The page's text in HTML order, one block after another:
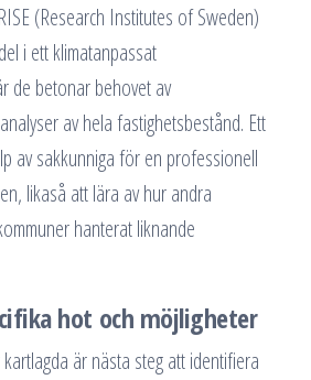
(Research Institutes of Sweden)
i ett klimatanpassat
de betonar behovet av
av hela fastighetsbestånd. Ett
av sakkunniga för en professionell
likaså att lära av hur andra
hanterat liknande
hot och möjligheter
är nästa steg att identifiera